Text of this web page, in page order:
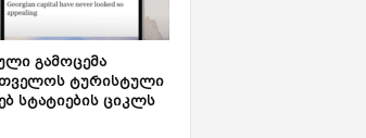
გამოცემა
ტურისტული
სტატიების ციკლს